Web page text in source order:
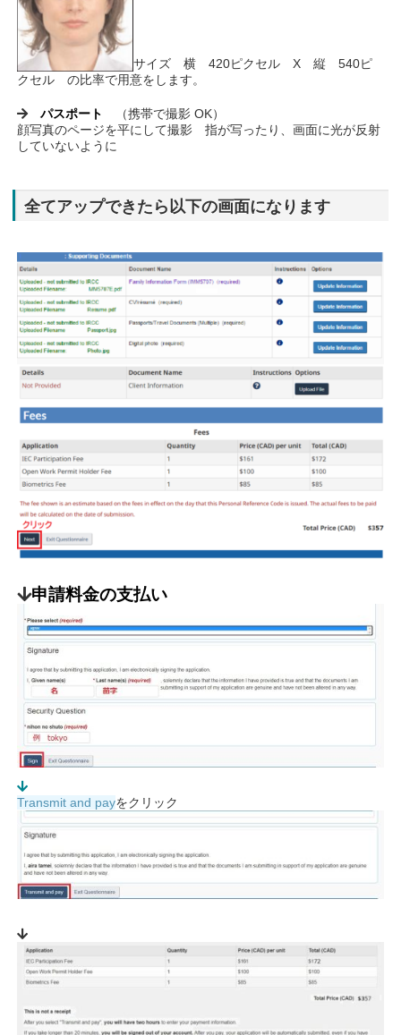
サイズ 横 420ピクセル X 縦 540ピ
クセル の比率で用意をします。
パスポート
（携帯で撮影 OK）
顔写真のページを平にして撮影 指が写ったり、画面に光が反射
していないように
全てアップできたら以下の画面になります
申請料金の支払い
Transmit and payをクリック